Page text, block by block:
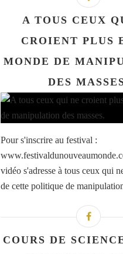
A TOUS CEUX
CROIENT PLUS
MONDE DE
DES
Pour s'inscrire au festival :
vidéo s'adresse à tous ceux qui
de cette politique de
COURS DE